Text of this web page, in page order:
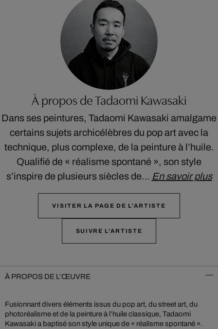
À propos de Tadaomi Kawasaki
Dans ses peintures, Tadaomi Kawasaki amalgame
certains sujets archicélèbres du pop art avec la
technique, plus complexe, de la peinture à l’huile.
Qualifié de « réalisme spontané », son style
s’inspire de plusieurs siècles de… En savoir plus
VISITER LA PAGE DE L'ARTISTE
SUIVRE L'ARTISTE
À PROPOS DE L’ŒUVRE
Fusionnant divers éléments issus du pop art, du street art, du
photoréalisme et de la peinture à l’huile classique, Tadaomi
Kawasaki a baptisé son style unique de « réalisme spontané ».